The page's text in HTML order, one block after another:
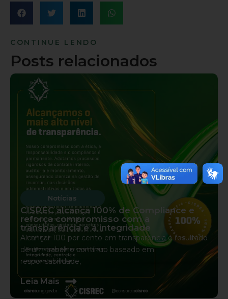
CONTINUE LENDO
Posts relacionados
Notícias
CISREC alcança 100% de Compliance e
reforça compromisso com a
transparência e a integridade
Alcançar 100 por cento em transparência é resultado
de um trabalho contínuo baseado em
responsabilidade,
Leia Mais